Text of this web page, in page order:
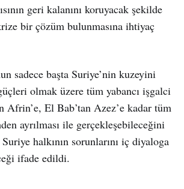
geri kalanını koruyacak şekilde
bir çözüm bulunmasına ihtiyaç
sadece başta Suriye’nin kuzeyini
olmak üzere tüm yabancı işgalci
Afrin’e, El Bab’tan Azez’e kadar tüm
ayrılması ile gerçekleşebileceğini
halkının sorunlarını iç diyaloga
ifade edildi.